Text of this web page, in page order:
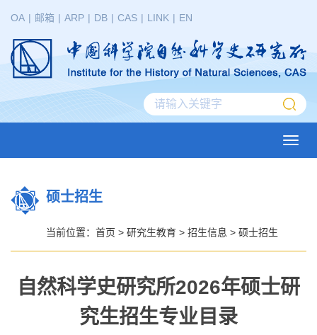
OA | 邮箱 | ARP | DB | CAS | LINK | EN
硕士招生
当前位置： 首页 > 研究生教育 > 招生信息 > 硕士招生
自然科学史研究所2026年硕士研
究生招生专业目录